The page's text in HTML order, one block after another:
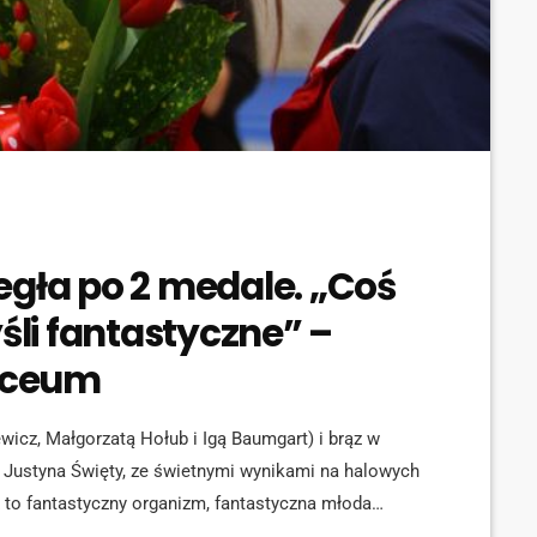
po 2 medale. „Coś
fantastyczne” –
Małgorzatą Hołub i Igą Baumgart) i brąz w
Święty, ze świetnymi wynikami na halowych
fantastyczny organizm, fantastyczna młoda